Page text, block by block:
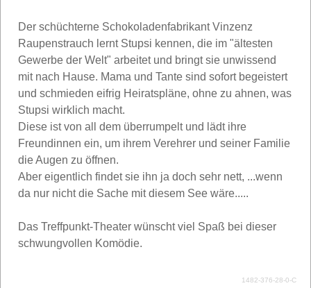
Der schüchterne Schokoladenfabrikant Vinzenz
Raupenstrauch lernt Stupsi kennen, die im "ältesten
Gewerbe der Welt" arbeitet und bringt sie unwissend
mit nach Hause. Mama und Tante sind sofort begeistert
und schmieden eifrig Heiratspläne, ohne zu ahnen, was
Stupsi wirklich macht.
Diese ist von all dem überrumpelt und lädt ihre
Freundinnen ein, um ihrem Verehrer und seiner Familie
die Augen zu öffnen.
Aber eigentlich findet sie ihn ja doch sehr nett, ...wenn
da nur nicht die Sache mit diesem See wäre.....
Das Treffpunkt-Theater wünscht viel Spaß bei dieser
schwungvollen Komödie.
1482-376-28-0-C